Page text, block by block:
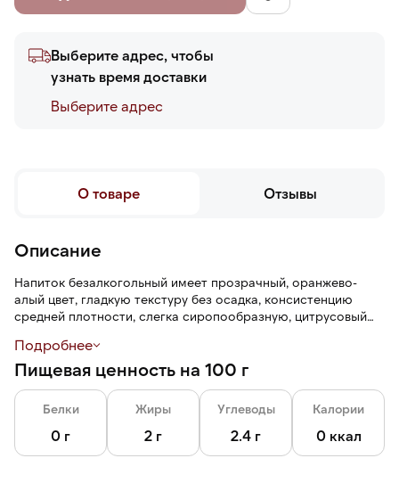
Выберите адрес, чтобы
узнать время доставки
Выберите адреc
О товаре Отзывы
Описание
Напиток безалкогольный имеет прозрачный, оранжево-
алый цвет, гладкую текстуру без осадка, консистенцию
средней плотности, слегка сиропообразную, цитрусовый
сладостью.
Подробнее
Пищевая ценность на 100 г
Белки
0 г
Жиры
2 г
Углеводы
2.4 г
Калории
0 ккал